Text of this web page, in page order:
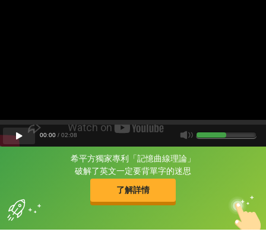
希平方獨家專利「記憶曲線理論」
破解了英文一定要背單字的迷思
了解詳情
片尾有
攻其不背
的品牌故事
00:00 / 02:08